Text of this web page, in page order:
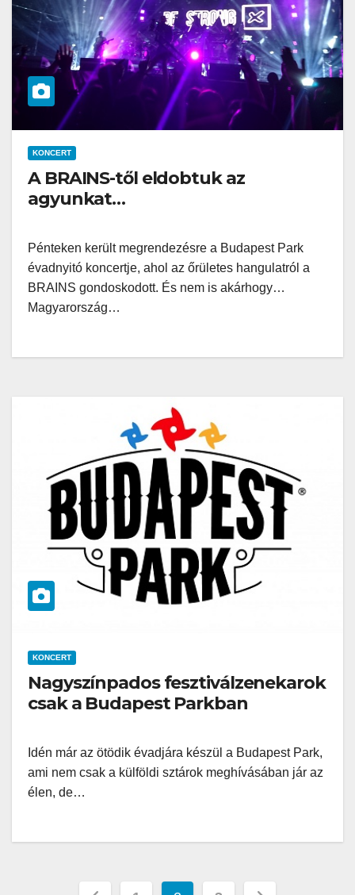
KONCERT
A BRAINS-től eldobtuk az
agyunkat…
Pénteken került megrendezésre a Budapest Park
évadnyitó koncertje, ahol az őrületes hangulatról a
BRAINS gondoskodott. És nem is akárhogy…
Magyarország…
KONCERT
Nagyszínpados fesztiválzenekarok
csak a Budapest Parkban
Idén már az ötödik évadjára készül a Budapest Park,
ami nem csak a külföldi sztárok meghívásában jár az
élen, de…